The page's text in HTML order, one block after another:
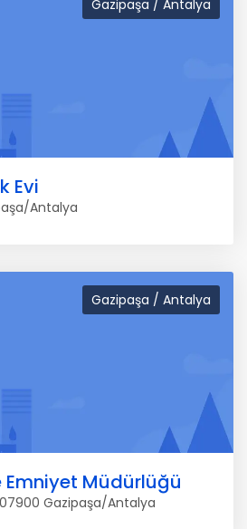
Gazipaşa / Antalya
Evi
Antalya
Gazipaşa / Antalya
Müdürlüğü
07900 Gazipaşa/Antalya